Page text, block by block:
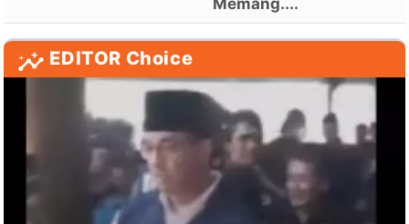
EDITOR Choice